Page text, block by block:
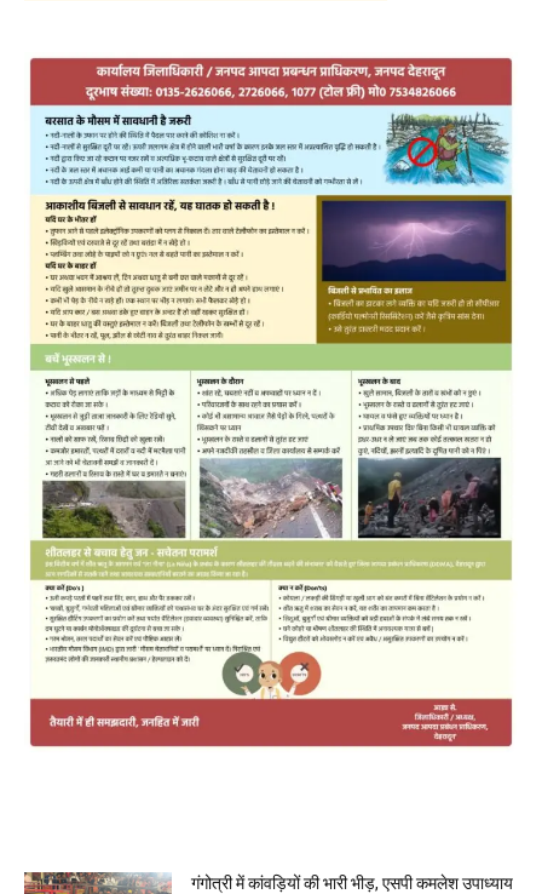
गंगोत्री में कांवड़ियों की भारी भीड़, एसपी कमलेश उपाध्याय